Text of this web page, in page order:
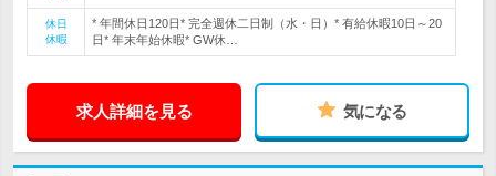
休日
休暇
* 年間休日120日* 完全週休二日制（水・日）* 有給休暇10日～20
日* 年末年始休暇* GW休…
求人詳細を見る 気になる